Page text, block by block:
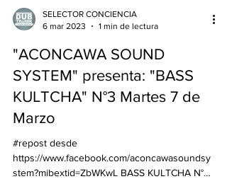
SELECTOR CONCIENCIA
6 mar 2023
1 min de lectura
"ACONCAWA SOUND
KULTCHA" N°3 Martes 7 de
Marzo